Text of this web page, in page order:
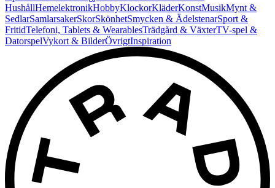
HushållHemelektronikHobbyKlockorKläderKonstMusikMynt &
SedlarSamlarsakerSkorSkönhetSmycken & ÄdelstenarSport &
FritidTelefoni, Tablets & WearablesTrädgård & VäxterTV-spel &
DatorspelVykort & BilderÖvrigtInspiration